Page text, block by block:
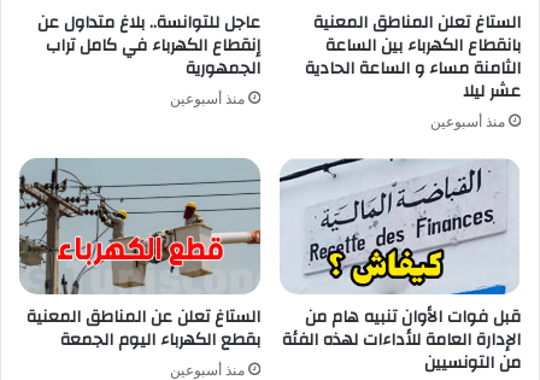
الستاغ تعلن المناطق المعنية
بانقطاع الكهرباء بين الساعة
الثامنة مساء و الساعة الحادية
عشر ليلا
منذ أسبوعين
عاجل للتوانسة.. بلاغ متداول عن
إنقطاع الكهرباء في كامل تراب
الجمهورية
منذ أسبوعين
قبل فوات الأوان تنبيه هام من
الإدارة العامة للأداءات لهذه الفئة
من التونسيين
الستاغ تعلن عن المناطق المعنية
بقطع الكهرباء اليوم الجمعة
منذ أسبوعين